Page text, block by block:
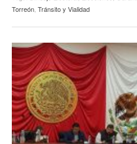
Torreón, Tránsito y Vialidad